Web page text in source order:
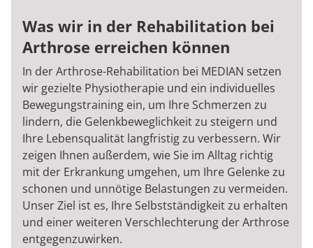
Was wir in der Rehabilitation bei
Arthrose erreichen können
In der Arthrose-Rehabilitation bei MEDIAN setzen
wir gezielte Physiotherapie und ein individuelles
Bewegungstraining ein, um Ihre Schmerzen zu
lindern, die Gelenkbeweglichkeit zu steigern und
Ihre Lebensqualität langfristig zu verbessern. Wir
zeigen Ihnen außerdem, wie Sie im Alltag richtig
mit der Erkrankung umgehen, um Ihre Gelenke zu
schonen und unnötige Belastungen zu vermeiden.
Unser Ziel ist es, Ihre Selbstständigkeit zu erhalten
und einer weiteren Verschlechterung der Arthrose
entgegenzuwirken.